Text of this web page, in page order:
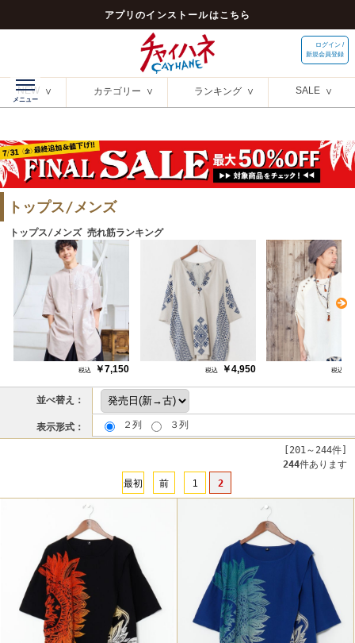
アプリのインストールはこちら
ログイン /
新規会員登録
NEW カテゴリー ランキング SALE
トップス/メンズ
トップス/メンズ 売れ筋ランキング
￥7,150 ￥4,950
並べ替え：
表示形式： ２列 ３列
[201～244件]
244件あります
最初
前 1 2